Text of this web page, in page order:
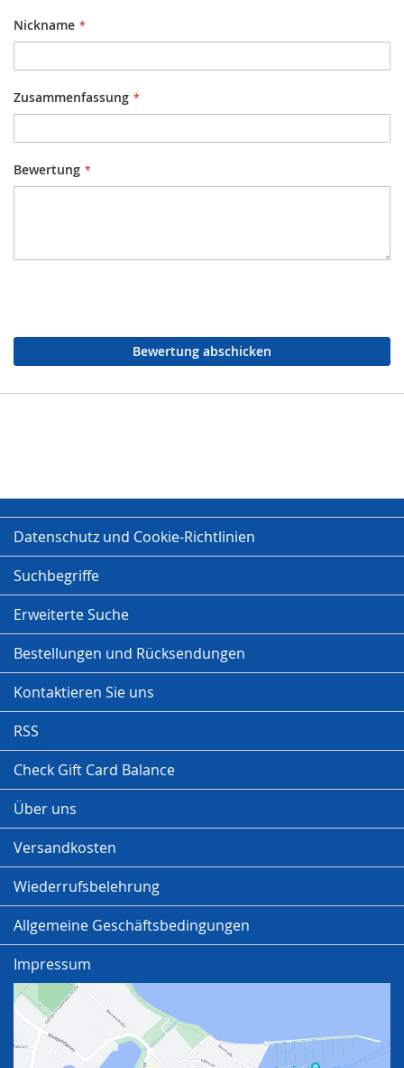
Nickname
Zusammenfassung
Bewertung
Bewertung abschicken
Datenschutz und Cookie-Richtlinien
Suchbegriffe
Erweiterte Suche
Bestellungen und Rücksendungen
Kontaktieren Sie uns
RSS
Check Gift Card Balance
Über uns
Versandkosten
Wiederrufsbelehrung
Allgemeine Geschäftsbedingungen
Impressum